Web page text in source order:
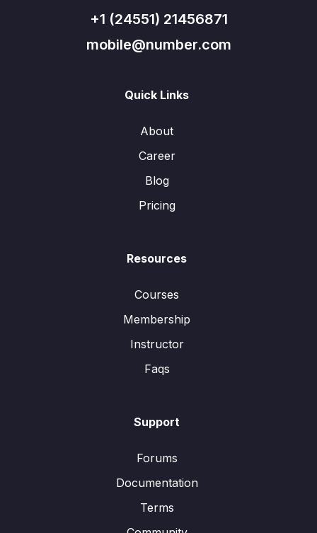
+1 (24551) 21456871
mobile@number.com
Quick Links
About
Career
Blog
Pricing
Resources
Courses
Membership
Instructor
Faqs
Support
Forums
Documentation
Terms